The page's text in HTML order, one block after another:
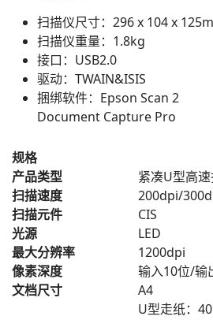
扫描仪尺寸：296 x 104 x
扫描仪重量：1.8kg
接口：USB2.0
驱动：TWAIN&ISIS
捆绑软件：Epson Scan 2
Document Capture Pro
规格
产品类型
紧凑U型高
扫描速度
200dpi/
扫描元件
CIS
光源
LED
最大分辨率
1200dpi
像素深度
输入10位/输
文档尺寸
A4
U型走纸：